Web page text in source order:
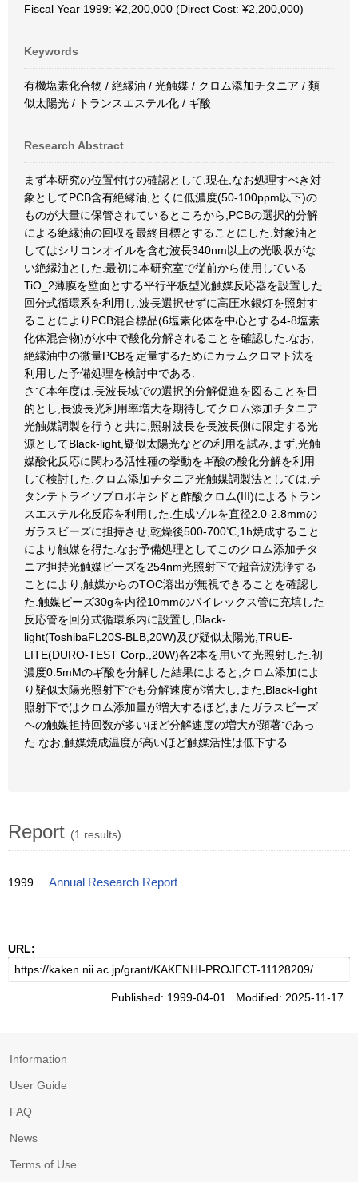
Fiscal Year 1999: ¥2,200,000 (Direct Cost: ¥2,200,000)
Keywords
有機塩素化合物 / 絶縁油 / 光触媒 / クロム添加チタニア / 類
似太陽光 / トランスエステル化 / ギ酸
Research Abstract
まず本研究の位置付けの確認として,現在,なお処理すべき対
象としてPCB含有絶縁油,とくに低濃度(50-100ppm以下)の
ものが大量に保管されているところから,PCBの選択的分解
による絶縁油の回収を最終目標とすることにした.対象油と
してはシリコンオイルを含む波長340nm以上の光吸収がな
い絶縁油とした.最初に本研究室で従前から使用している
TiO_2薄膜を壁面とする平行平板型光触媒反応器を設置した
回分式循環系を利用し,波長選択せずに高圧水銀灯を照射す
ることによりPCB混合標品(6塩素化体を中心とする4-8塩素
化体混合物)が水中で酸化分解されることを確認した.なお,
絶縁油中の微量PCBを定量するためにカラムクロマト法を
利用した予備処理を検討中である.
さて本年度は,長波長域での選択的分解促進を図ることを目
的とし,長波長光利用率増大を期待してクロム添加チタニア
光触媒調製を行うと共に,照射波長を長波長側に限定する光
源としてBlack-light,疑似太陽光などの利用を試み,まず,光触
媒酸化反応に関わる活性種の挙動をギ酸の酸化分解を利用
して検討した.クロム添加チタニア光触媒調製法としては,チ
タンテトライソプロポキシドと酢酸クロム(III)によるトラン
スエステル化反応を利用した.生成ゾルを直径2.0-2.8mmの
ガラスビーズに担持させ,乾燥後500-700℃,1h焼成すること
により触媒を得た.なお予備処理としてこのクロム添加チタ
ニア担持光触媒ビーズを254nm光照射下で超音波洗浄する
ことにより,触媒からのTOC溶出が無視できることを確認し
た.触媒ビーズ30gを内径10mmのパイレックス管に充填した
反応管を回分式循環系内に設置し,Black-
light(ToshibaFL20S-BLB,20W)及び疑似太陽光,TRUE-
LITE(DURO-TEST Corp.,20W)各2本を用いて光照射した.初
濃度0.5mMのギ酸を分解した結果によると,クロム添加によ
り疑似太陽光照射下でも分解速度が増大し,また,Black-light
照射下ではクロム添加量が増大するほど,またガラスビーズ
ヘの触媒担持回数が多いほど分解速度の増大が顕著であっ
た.なお,触媒焼成温度が高いほど触媒活性は低下する.
Report (1 results)
1999 Annual Research Report
URL:
Published: 1999-04-01 Modified: 2025-11-17
Information
User Guide
FAQ
News
Terms of Use